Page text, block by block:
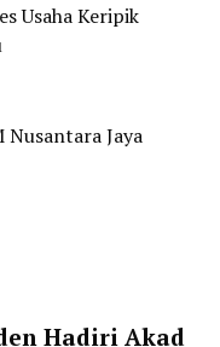
Usaha Keripik
Jaya